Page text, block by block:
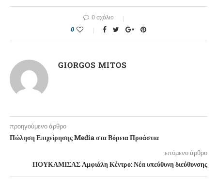
0 σχόλιο
0
GIORGOS MITOS
προηγούμενο άρθρο
Πώληση Επιχείρησης Media στα Βόρεια Προάστια
επόμενο άρθρο
ΠΟΥΚΑΜΙΣΑΣ Αμφιάλη Κέντρο: Νέα υπεύθυνη διεύθυνσης